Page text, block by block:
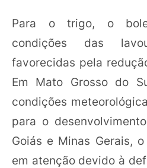
Para o trigo, o
condições das
favorecidas pela
Em Mato Grosso do
condições
para o
Goiás e Minas Gerais,
em atenção devido à